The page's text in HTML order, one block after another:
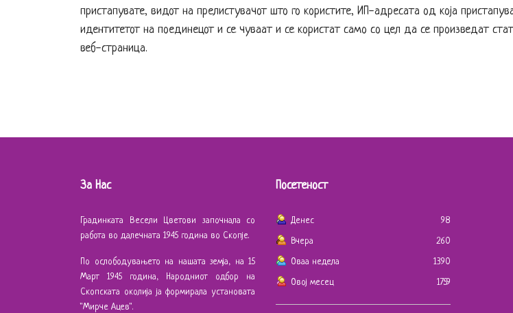
пристапувате, видот на прелистувачот што го користите, ИП-адресата од која
идентитетот на поединецот и се чуваат и се користат само со цел да се произведат
веб-страница.
За Нас
Градинката Весели Цветови започнала со
работа во далечната 1945 година во Скопје.
По ослободувањето на нашата земја, на 15
Март 1945 година, Народниот одбор на
Скопската околија ја формирала установата
"Мирче Ацев".
Посетеност
Денес
98
Вчера
260
Оваа недела
1390
Овој месец
1759